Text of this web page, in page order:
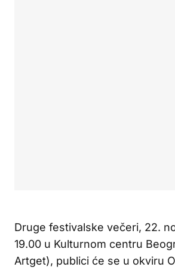
Druge festivalske večeri, 22.
19.00 u Kulturnom centru
Artget), publici će se u okviru